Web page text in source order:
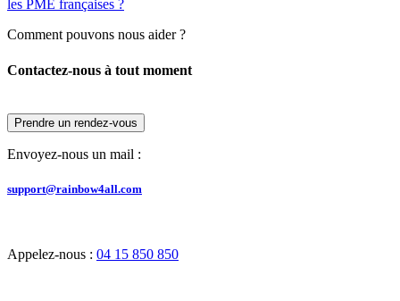
les PME françaises ?
Comment pouvons nous aider ?
Contactez-nous à tout moment
Prendre un rendez-vous
Envoyez-nous un mail :
support@rainbow4all.com
Appelez-nous : 04 15 850 850